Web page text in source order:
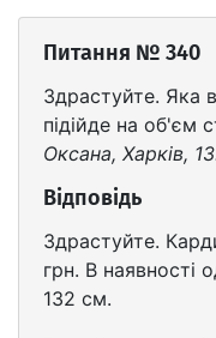
Питання № 340
Здрастуйте. Яка
підійде на об'єм
Оксана, Харків,
Відповідь
Здрастуйте.
грн. В наявності
132 см.